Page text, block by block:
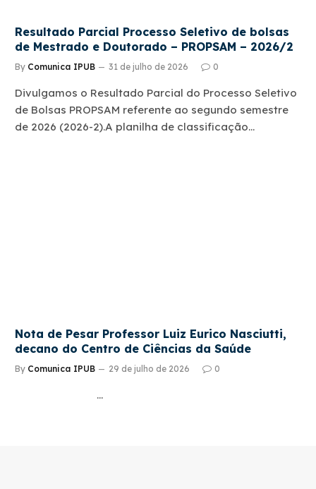
Resultado Parcial Processo Seletivo de bolsas
de Mestrado e Doutorado – PROPSAM – 2026/2
By Comunica IPUB 31 de julho de 2026 0
Divulgamos o Resultado Parcial do Processo Seletivo
de Bolsas PROPSAM referente ao segundo semestre
de 2026 (2026-2).A planilha de classificação…
Nota de Pesar Professor Luiz Eurico Nasciutti,
decano do Centro de Ciências da Saúde
By Comunica IPUB 29 de julho de 2026 0
…